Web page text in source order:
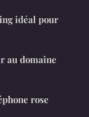
idéal pour
au domaine
rose